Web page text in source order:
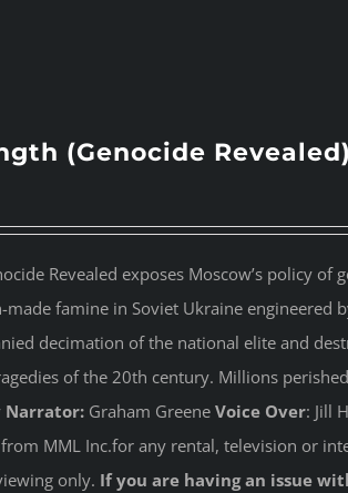
(Genocide Revealed)
Revealed exposes Moscow’s policy of
famine in Soviet Ukraine engineered
decimation of the national elite and
of the 20th century. Millions
Narrator:Graham Greene Voice Over: Jill
MML Inc.for any rental, television or
only. If you are having an issue